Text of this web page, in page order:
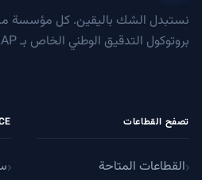
نستبدل الشك باليقين. كل مؤسسة
بروتوكول التدقيق الوطني الخاص بـ IRAP.
تصفح القطاعات
القطاعات المتاحة